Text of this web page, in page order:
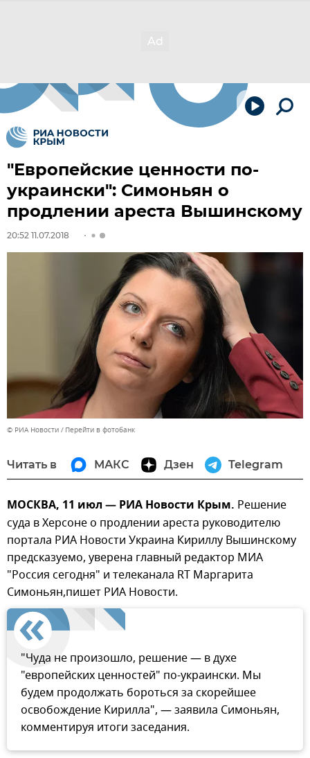
"Европейские ценности по-
украински": Симоньян о
продлении ареста Вышинскому
20:52 11.07.2018
© РИА Новости Перейти в фотобанк
Читать в МАКС Дзен Telegram
МОСКВА, 11 июл — РИА Новости Крым. Решение
суда в Херсоне о продлении ареста руководителю
портала РИА Новости Украина Кириллу Вышинскому
предсказуемо, уверена главный редактор МИА
"Россия сегодня" и телеканала RT Маргарита
Симоньян,пишет РИА Новости.
"Чуда не произошло, решение — в духе
"европейских ценностей" по-украински. Мы
будем продолжать бороться за скорейшее
освобождение Кирилла", — заявила Симоньян,
комментируя итоги заседания.